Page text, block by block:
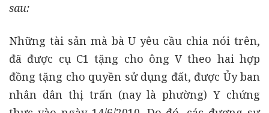
sau:
Những tài sản mà bà U yêu cầu chia nói trên,
đã được cụ C1 tặng cho ông V theo hai hợp
đồng tặng cho quyền sử dụng đất, được Ủy ban
nhân dân thị trấn (nay là phường) Y chứng